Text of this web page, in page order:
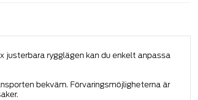
rygglägen kan du enkelt anpassa
bekväm. Förvaringsmöjligheterna är